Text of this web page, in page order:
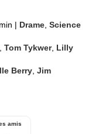
| Drame ,Science
,Tom Tykwer, Lilly
Berry ,Jim
amis